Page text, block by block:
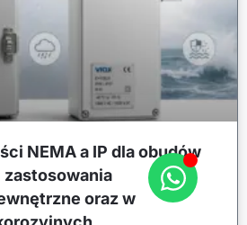
NEMA a IP dla obudów
oraz w